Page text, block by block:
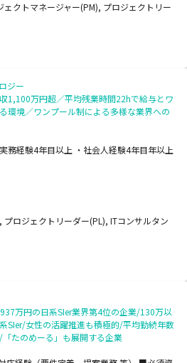
クトマネージャー(PM), プロジェクトリー
ジー
1,100万円超／平均残業時間22hで給与とワ
環境／ワンプール制による多様な業界への
務経験4年目以上 ・社会人経験4年目年以上
ロジェクトリーダー(PL), ITコンサルタン
万円の日系SIer業界第4位の企業/130万以
SIer/女性の活躍推進も積極的/平均勤続年数
たのめーる」も展開する企業